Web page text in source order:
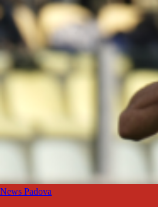
News Padova